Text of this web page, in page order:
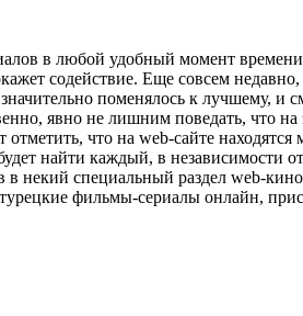
в любой удобный момент
содействие. Еще совсем
поменялось к лучшему,
явно не лишним поведать, что
что на web-сайте
найти каждый, в
некий специальный раздел web-
фильмы-сериалы онлайн,